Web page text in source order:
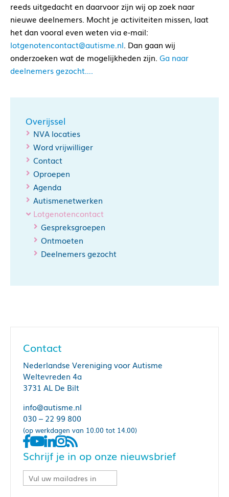
reeds uitgedacht en daarvoor zijn wij op zoek naar
nieuwe deelnemers. Mocht je activiteiten missen, laat
het dan vooral even weten via e-mail:
lotgenotencontact@autisme.nl. Dan gaan wij
onderzoeken wat de mogelijkheden zijn. Ga naar
deelnemers gezocht….
Overijssel
NVA locaties
Word vrijwilliger
Contact
Oproepen
Agenda
Autismenetwerken
Lotgenotencontact
Gespreksgroepen
Ontmoeten
Deelnemers gezocht
Contact
Nederlandse Vereniging voor Autisme
Weltevreden 4a
3731 AL De Bilt
info@autisme.nl
030 – 22 99 800
(op werkdagen van 10.00 tot 14.00)
Schrijf je in op onze nieuwsbrief